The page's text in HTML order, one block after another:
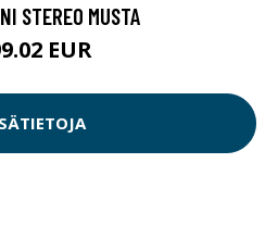
STEREO MUSTA
EUR